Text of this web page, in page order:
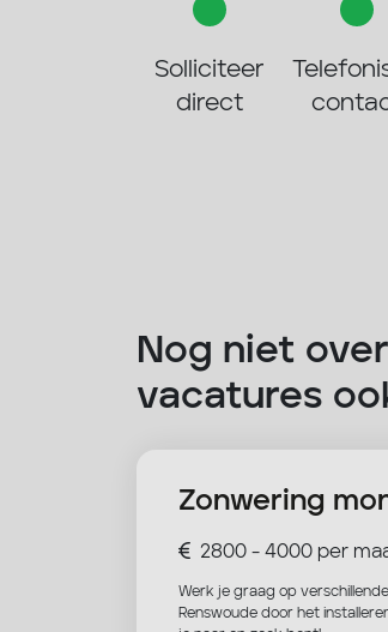
Solliciteer
direct
Nog niet
vacatures
Zonwering
2800 - 4000 per
Werk je graag op
Renswoude door het